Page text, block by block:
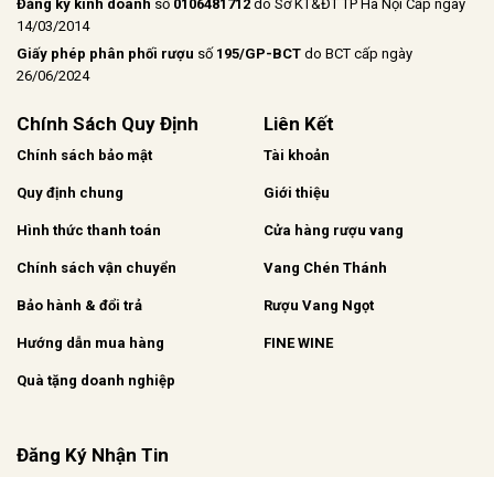
Đăng ký kinh doanh số 0106481712 do Sở KT&ĐT TP Hà Nội Cấp ngày
14/03/2014
Giấy phép phân phối rượu số 195/GP-BCT do BCT cấp ngày
26/06/2024
Chính Sách Quy Định
Chính sách bảo mật
Quy định chung
Hình thức thanh toán
Chính sách vận chuyển
Bảo hành & đổi trả
Hướng dẫn mua hàng
Quà tặng doanh nghiệp
Liên Kết
Tài khoản
Giới thiệu
Cửa hàng rượu vang
Vang Chén Thánh
Rượu Vang Ngọt
FINE WINE
Đăng Ký Nhận Tin